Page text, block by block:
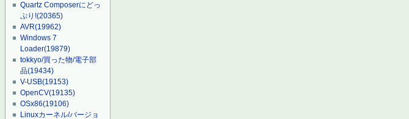
Quartz Composerにどっ
ぷり!(20365)
AVR(19962)
Windows 7
Loader(19879)
tokkyo/買った物/電子部
品(19434)
V-USB(19153)
OpenCV(19135)
OSx86(19106)
Linuxカーネル/バージョ